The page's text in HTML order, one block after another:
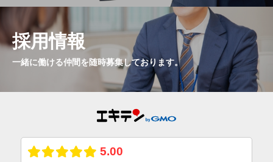
採用情報
一緒に働ける仲間を随時募集しております。